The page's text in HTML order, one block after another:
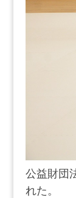
公益財団
れた。